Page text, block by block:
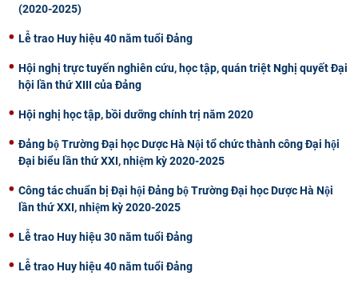
(2020-2025)
Lễ trao Huy hiệu 40 năm tuổi Đảng
Hội nghị trực tuyến nghiên cứu, học tập, quán triệt Nghị quyết Đại
hội lần thứ XIII của Đảng
Hội nghị học tập, bồi dưỡng chính trị năm 2020
Đảng bộ Trường Đại học Dược Hà Nội tổ chức thành công Đại hội
Đại biểu lần thứ XXI, nhiệm kỳ 2020-2025
Công tác chuẩn bị Đại hội Đảng bộ Trường Đại học Dược Hà Nội
lần thứ XXI, nhiệm kỳ 2020-2025
Lễ trao Huy hiệu 30 năm tuổi Đảng
Lễ trao Huy hiệu 40 năm tuổi Đảng